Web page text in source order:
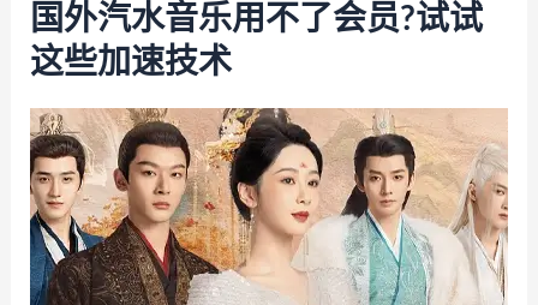
国外汽水音乐用不了会员?试试
这些加速技术